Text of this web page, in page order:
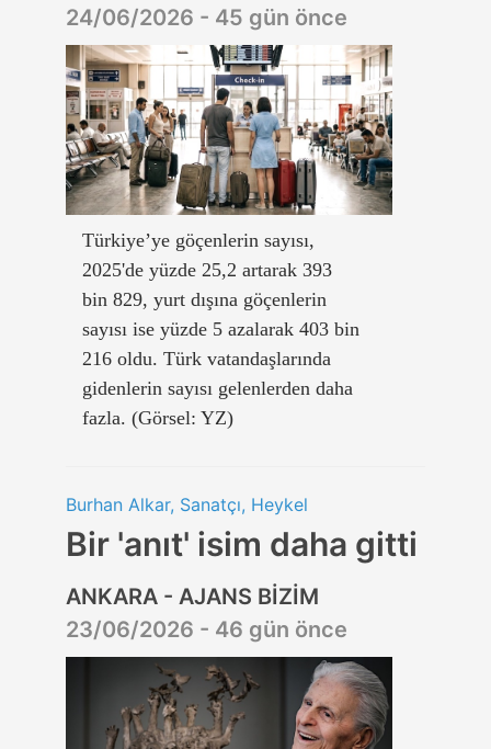
24/06/2026 - 45 gün önce
Türkiye’ye göçenlerin sayısı,
2025'de yüzde 25,2 artarak 393
bin 829, yurt dışına göçenlerin
sayısı ise yüzde 5 azalarak 403 bin
216 oldu. Türk vatandaşlarında
gidenlerin sayısı gelenlerden daha
fazla. (Görsel: YZ)
Burhan Alkar, Sanatçı, Heykel
Bir 'anıt' isim daha gitti
ANKARA - AJANS BİZİM
23/06/2026 - 46 gün önce